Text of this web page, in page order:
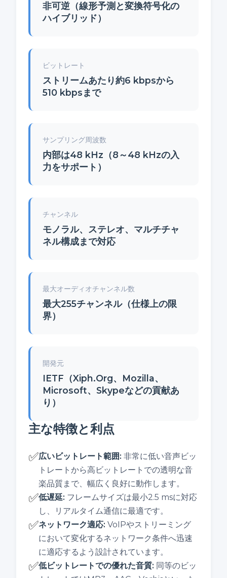
非可逆（線形予測と変換符号化の
ハイブリッド）
ビットレート
ストリームあたり約6 kbpsから
510 kbpsまで
サンプリング周波数
内部は48 kHz（8～48 kHzの入
力をサポート）
チャンネル
モノラル、ステレオ、マルチチャ
ネル構成まで対応
最大オーディオチャンネル数
最大255チャンネル（仕様上の限
界）
開発元
IETF（Xiph.Org、Mozilla、
Microsoft、Skypeなどの貢献あ
り）
主な特徴と利点
✅広いビットレート範囲: 非常に低い音声ビッ
トレートから高ビットレートでの透明な音
楽品質まで、幅広く良好に動作します。
✅低遅延: フレームサイズは最小2.5 msに対応
し、リアルタイム通信に最適です。
✅ネットワーク適応: VoIPやストリーミング
において変化するネットワーク条件へ迅速
に適応するよう設計されています。
✅低ビットレートでの優れた音質: 同等のビッ